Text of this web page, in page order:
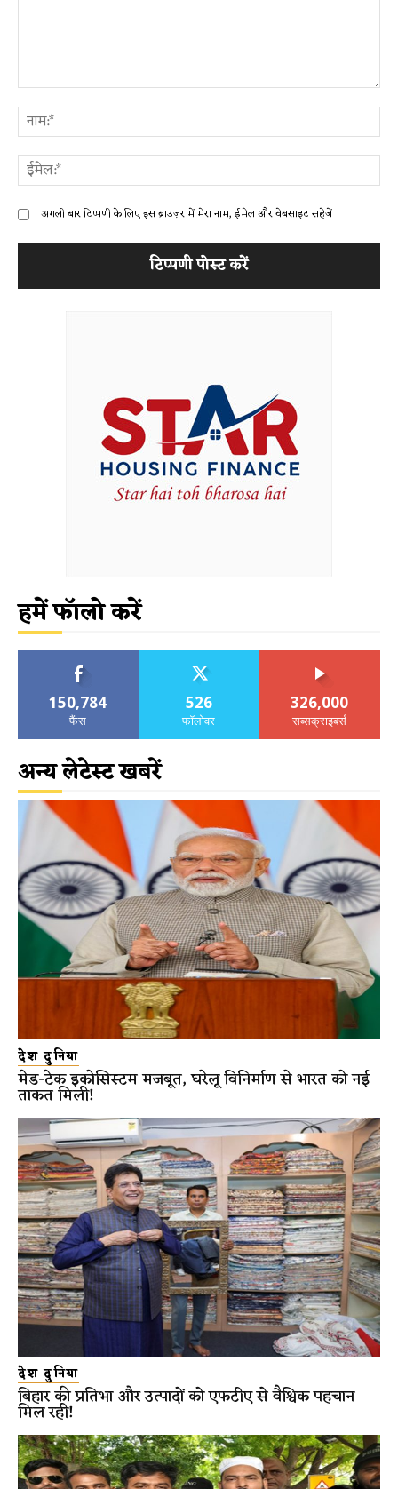
अगली बार टिप्पणी के लिए इस ब्राउज़र में मेरा नाम, ईमेल और वेबसाइट सहेजें
हमें फॉलो करें
150,784
फैंस
526
फॉलोवर
326,000
सब्सक्राइबर्स
अन्य लेटेस्ट खबरें
देश दुनिया
मेड-टेक इकोसिस्टम मजबूत, घरेलू विनिर्माण से भारत को नई
ताकत मिली!
देश दुनिया
बिहार की प्रतिभा और उत्पादों को एफटीए से वैश्विक पहचान
मिल रही!